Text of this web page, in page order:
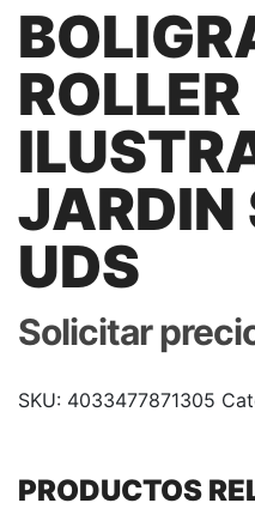
ROLLER
JARDIN
UDS
Solicitar
SKU: 4033477871305
PRODUCTOS